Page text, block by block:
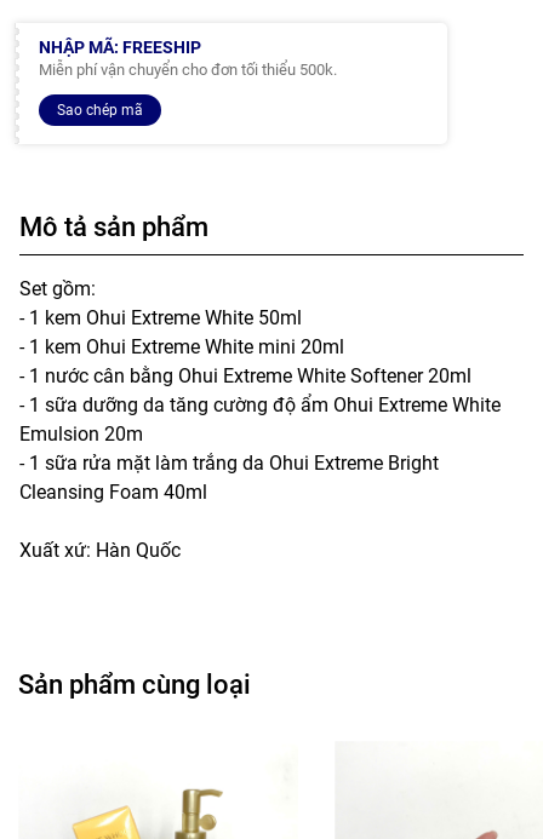
NHẬP MÃ: FREESHIP
Miễn phí vận chuyển cho đơn tối thiểu 500k.
Sao chép mã
Mô tả sản phẩm
Set gồm:
- 1 kem Ohui Extreme White 50ml
- 1 kem Ohui Extreme White mini 20ml
- 1 nước cân bằng Ohui Extreme White Softener 20ml
- 1 sữa dưỡng da tăng cường độ ẩm Ohui Extreme White
Emulsion 20m
- 1 sữa rửa mặt làm trắng da Ohui Extreme Bright
Cleansing Foam 40ml
Xuất xứ: Hàn Quốc
Sản phẩm cùng loại